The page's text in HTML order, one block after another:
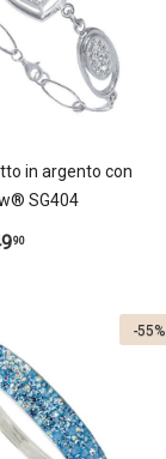
in argento con
SG404
90
-55%